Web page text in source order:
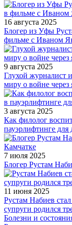
16 августа 2025
Блогер из Уфы
фильме с Иваном
9 августа 2025
Глухой журналист
миру о войне через
3 августа 2025
Как филолог
пауэрлифтинге
7 июля 2025
Блогер Рустам
11 июня 2025
Рустам Набиев
супруги родился
Болезни и